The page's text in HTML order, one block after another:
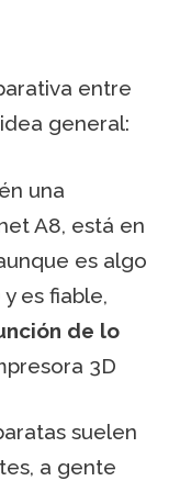
entre
general:
una
A8, está en
es algo
es fiable,
de lo
3D
suelen
a gente